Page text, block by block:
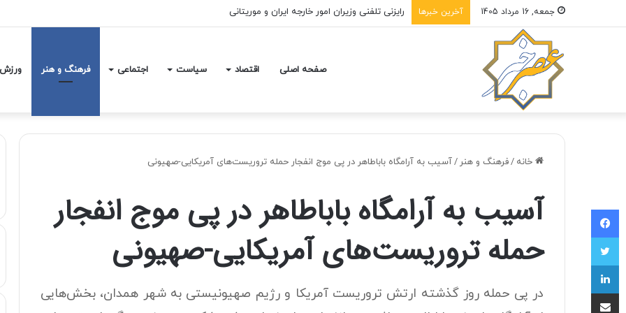
جمعه, 16 مرداد 1405 آخرین خبرها پزشکیان: باید افراد کارآمدتر را به کار گرفت/ کاری می کنیم در معیشت مردم مشکلی پیش نیاید
صفحه اصلی اقتصاد سیاست اجتماعی فرهنگ و هنر ورزش
خانه /فرهنگ و هنر /آسیب به آرامگاه باباطاهر در پی موج انفجار حمله تروریست‌های آمریکایی-صهیونی
آسیب به آرامگاه باباطاهر در پی موج انفجار
حمله تروریست‌های آمریکایی-صهیونی
در پی حمله روز گذشته ارتش تروریست آمریکا و رژیم صهیونیستی به شهر همدان، بخش‌هایی